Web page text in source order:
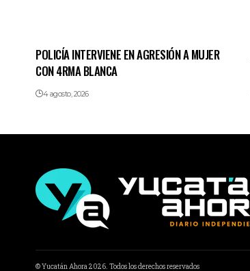
POLICÍA INTERVIENE EN AGRESIÓN A MUJER
CON 4RMA BLANCA
4 agosto, 2026
© Yucatán Ahora 2026. Todos los derechos reservados